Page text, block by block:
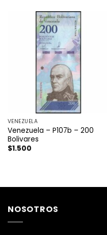
VENEZUELA
Venezuela – P107b – 200
Bolivares
$1.500
NOSOTROS